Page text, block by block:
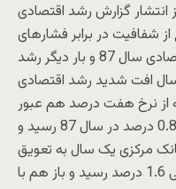
انتشار گزارش رشد اقتصادی
شفافیت در برابر فشارهای
دولت مقاومتی نکرد. یک بار رشد اقتصادی سال 87 و بار دیگر رشد
این دو سال افت شدید رشد اقتصادی
رشد اقتصادی در سال 86 که از نرخ هفت درصد هم عبور
کرده بود، یکباره به دلایل مختلفی به 0.8 درصد در سال 87 رسید و
مرکزی یک سال به تعویق
بیفتد. در سال 94 هم رشد به منفی 1.6 درصد رسید و باز هم با